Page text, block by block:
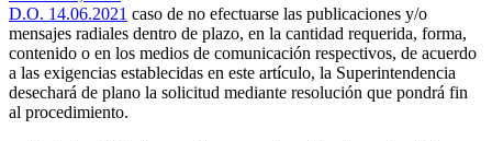
D.O. 14.06.2021 caso de no efectuarse las publicaciones y/o
mensajes radiales dentro de plazo, en la cantidad requerida, forma,
contenido o en los medios de comunicación respectivos, de acuerdo
a las exigencias establecidas en este artículo, la Superintendencia
desechará de plano la solicitud mediante resolución que pondrá fin
al procedimiento.